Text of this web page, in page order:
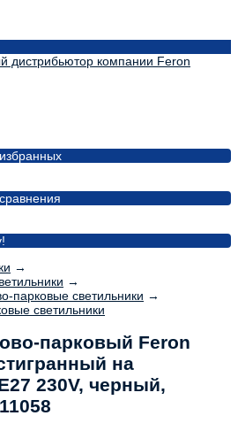
→
→
парковые светильники →
светильники
парковый Feron
на
230V, черный,